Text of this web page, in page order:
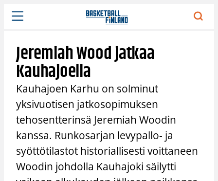
Siirry
sisältöön
Jeremiah Wood jatkaa
Kauhajoella
Kauhajoen Karhu on solminut
yksivuotisen jatkosopimuksen
tehosentterinsä Jeremiah Woodin
kanssa. Runkosarjan levypallo- ja
syöttötilastot historiallisesti voittaneen
Woodin johdolla Kauhajoki säilytti